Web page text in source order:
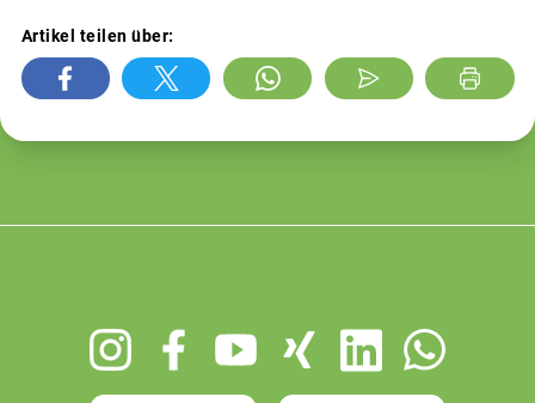
Artikel teilen über: